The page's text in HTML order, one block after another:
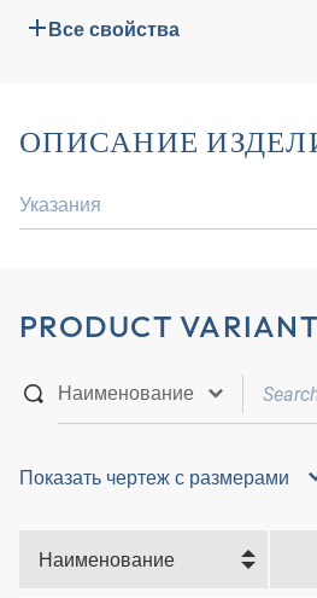
Все свойства
ОПИСАНИЕ
Указания
PRODUCT
Показать чертеж с размерами
Наименование